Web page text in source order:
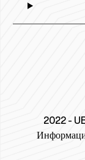
2022 -